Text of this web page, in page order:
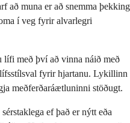
að muna er að snemma þekking
í veg fyrir alvarlegri
með því að vinna náið með
fyrir hjartanu. Lykillinn
meðferðaráætluninni stöðugt.
ef það er nýtt eða